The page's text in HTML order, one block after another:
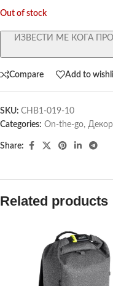
Out of stock
ИЗВЕСТИ МЕ КОГА
Compare Add to
SKU: CHB1-019-10
Categories: On-the-go,
Share:
Related products